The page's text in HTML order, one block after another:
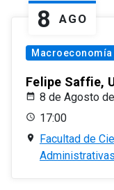
8 AGO
Macroeconomía
Felipe Saffie,
8 de Agosto
17:00
Facultad de